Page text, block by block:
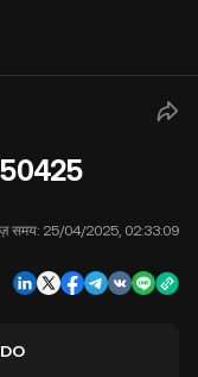
समय: 25/04/2025, 02:33:09